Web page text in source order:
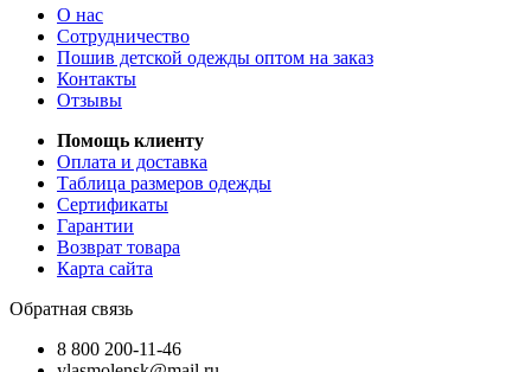
О нас
Сотрудничество
Пошив детской одежды оптом на заказ
Контакты
Отзывы
Помощь клиенту
Оплата и доставка
Таблица размеров одежды
Сертификаты
Гарантии
Возврат товара
Карта сайта
Обратная связь
8 800 200-11-46